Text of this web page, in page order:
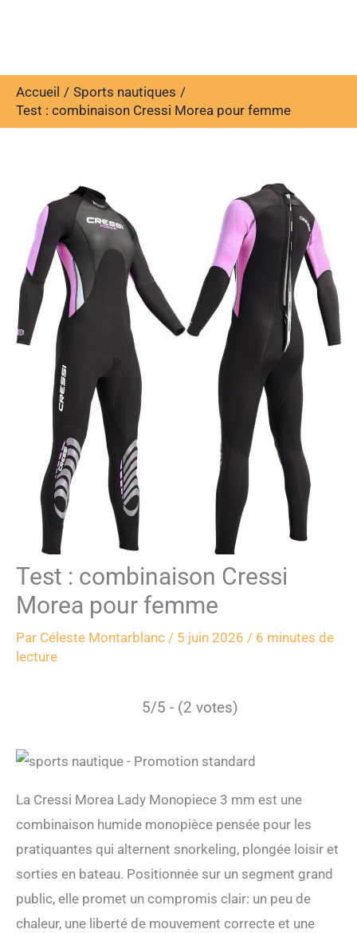
Accueil
Sports nautiques
Test : combinaison Cressi Morea pour femme
Test : combinaison Cressi
Morea pour femme
Par Céleste Montarblanc / 5 juin 2026 / 6 minutes de
lecture
5/5 - (2 votes)
La Cressi Morea Lady Monopiece 3 mm est une
combinaison humide monopièce pensée pour les
pratiquantes qui alternent snorkeling, plongée loisir et
sorties en bateau. Positionnée sur un segment grand
public, elle promet un compromis clair: un peu de
chaleur, une liberté de mouvement correcte et une